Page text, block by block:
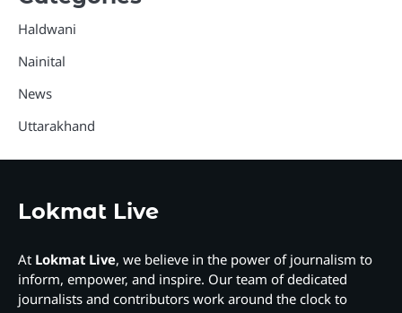
Haldwani
Nainital
News
Uttarakhand
Lokmat Live
At Lokmat Live, we believe in the power of journalism to
inform, empower, and inspire. Our team of dedicated
journalists and contributors work around the clock to